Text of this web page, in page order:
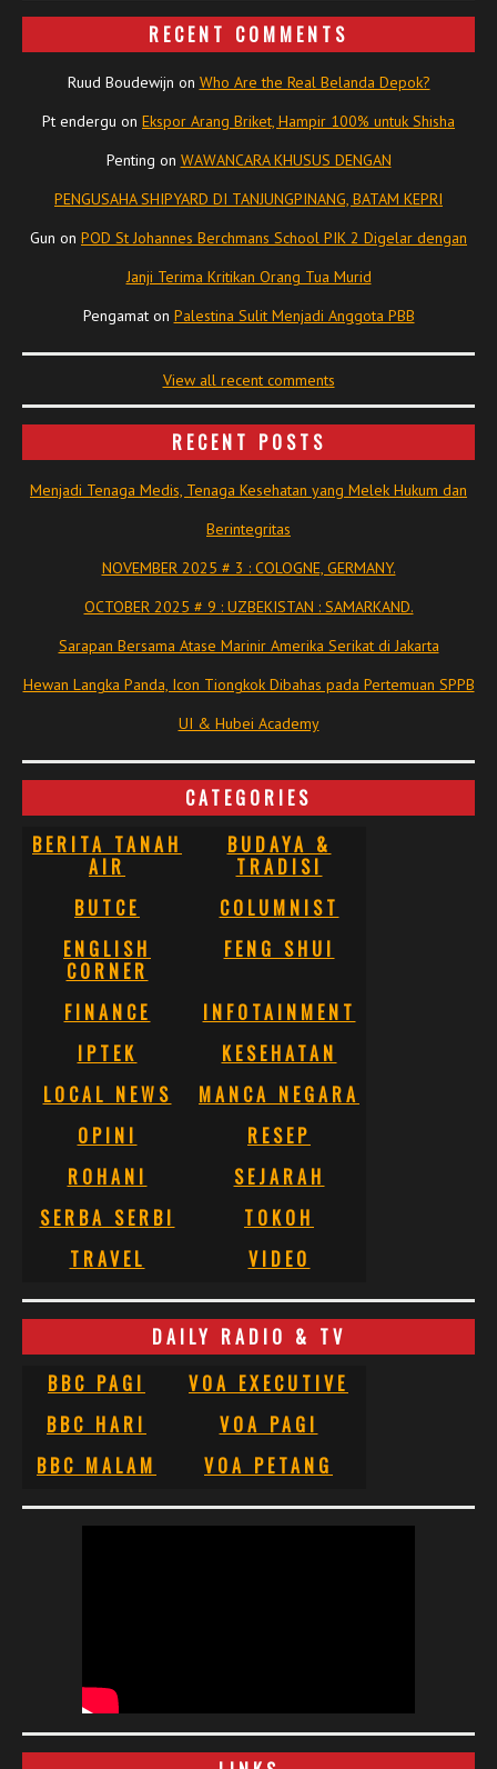
RECENT COMMENTS
Ruud Boudewijn on Who Are the Real Belanda Depok?
Pt endergu on Ekspor Arang Briket, Hampir 100% untuk Shisha
Penting on WAWANCARA KHUSUS DENGAN
PENGUSAHA SHIPYARD DI TANJUNGPINANG, BATAM KEPRI
Gun on POD St Johannes Berchmans School PIK 2 Digelar dengan
Janji Terima Kritikan Orang Tua Murid
Pengamaton Palestina Sulit Menjadi Anggota PBB
View all recent comments
RECENT POSTS
Menjadi Tenaga Medis, Tenaga Kesehatan yang Melek Hukum dan
Berintegritas
NOVEMBER 2025 # 3 : COLOGNE, GERMANY.
OCTOBER 2025 # 9 : UZBEKISTAN : SAMARKAND.
Sarapan Bersama Atase Marinir Amerika Serikat di Jakarta
Hewan Langka Panda, Icon Tiongkok Dibahas pada Pertemuan SPPB
UI & Hubei Academy
CATEGORIES
BERITA TANAH
AIR
BUDAYA &
TRADISI
BUTCE
COLUMNIST
ENGLISH
CORNER
FENG SHUI
FINANCE
INFOTAINMENT
IPTEK
KESEHATAN
LOCAL NEWS
MANCA NEGARA
OPINI
RESEP
ROHANI
SEJARAH
SERBA SERBI
TOKOH
TRAVEL
VIDEO
DAILY RADIO & TV
BBC PAGI
VOA EXECUTIVE
BBC HARI
VOA PAGI
BBC MALAM
VOA PETANG